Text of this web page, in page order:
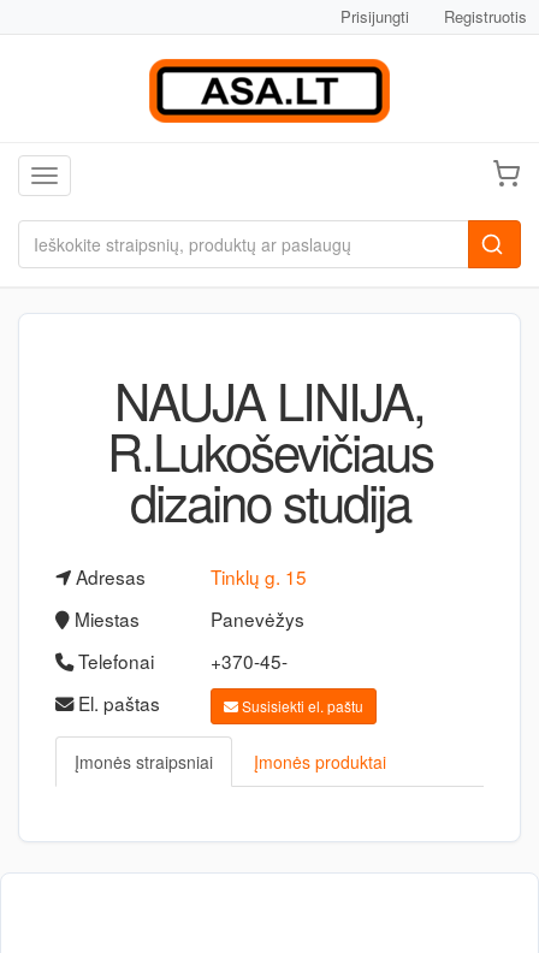
Prisijungti Registruotis
Toggle navigation
NAUJA LINIJA,
R.Lukoševičiaus
dizaino studija
Adresas
Tinklų g. 15
Miestas
Panevėžys
Telefonai
+370-45-
El. paštas
Susisiekti el. paštu
Įmonės straipsniai Įmonės produktai